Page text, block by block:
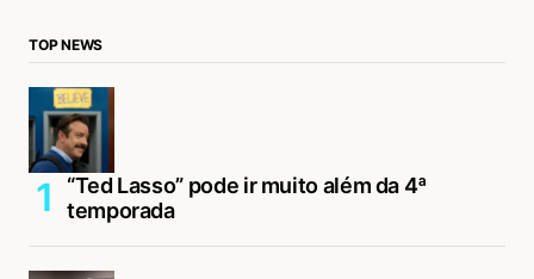
TOP NEWS
“Ted Lasso” pode ir muito além da 4ª
temporada